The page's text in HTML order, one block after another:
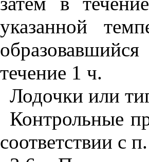
указанной
течение 1 ч.
Лодочки или
Контрольные
соответствии с п.